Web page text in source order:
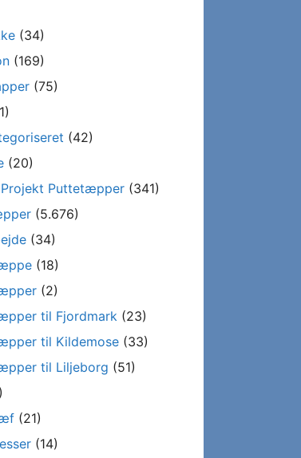
(34)
(169)
(75)
(42)
(20)
Puttetæpper (341)
(5.676)
(34)
(18)
(2)
til Fjordmark (23)
til Kildemose (33)
til Liljeborg (51)
(21)
(14)